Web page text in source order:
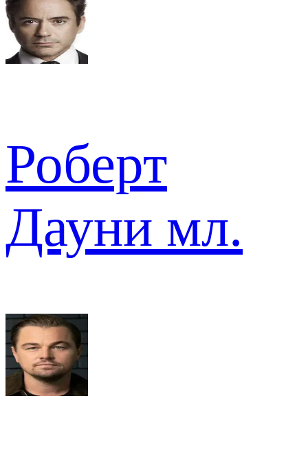
Роберт
Дауни мл.